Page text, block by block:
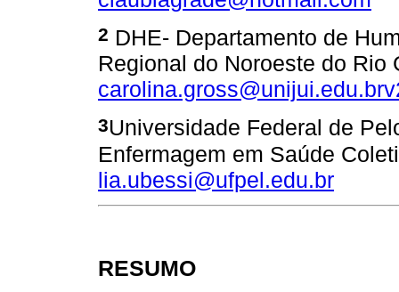
2 DHE- Departamento de
Regional do Noroeste do
carolina.gross@unijui.edu.br
3Universidade Federal de
Enfermagem em Saúde
lia.ubessi@ufpel.edu.br
RESUMO